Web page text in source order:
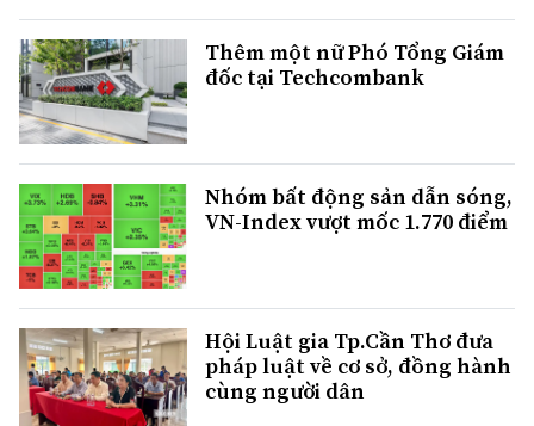
Thêm một nữ Phó Tổng Giám
đốc tại Techcombank
Nhóm bất động sản dẫn sóng,
VN-Index vượt mốc 1.770 điểm
Hội Luật gia Tp.Cần Thơ đưa
pháp luật về cơ sở, đồng hành
cùng người dân